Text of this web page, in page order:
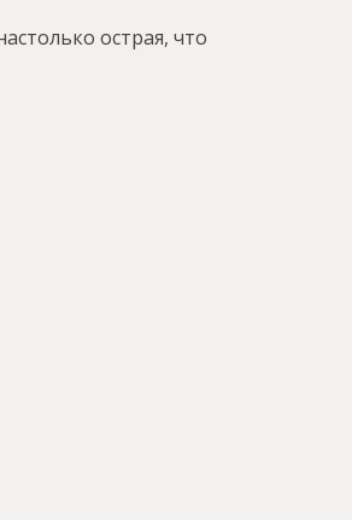
острая, что